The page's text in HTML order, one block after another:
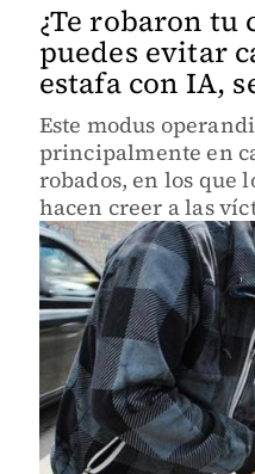
¿Te robaron tu
puedes evitar
estafa con IA,
Este modus
principalmente en
robados, en los que
hacen creer a las
vehículo ha sido